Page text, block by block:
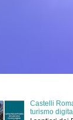
Castelli
turismo